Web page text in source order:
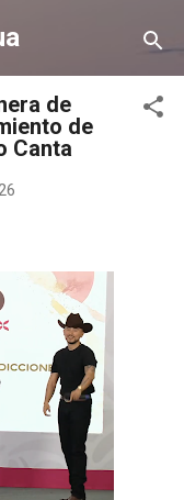
de
de
Canta